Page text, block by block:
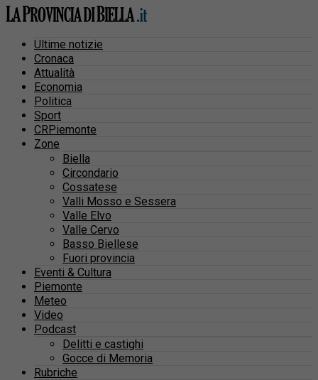
Ultime notizie
Cronaca
Attualità
Economia
Politica
Sport
CRPiemonte
Zone
Biella
Circondario
Cossatese
Valli Mosso e Sessera
Valle Elvo
Valle Cervo
Basso Biellese
Fuori provincia
Eventi & Cultura
Piemonte
Meteo
Video
Podcast
Delitti e castighi
Gocce di Memoria
Rubriche